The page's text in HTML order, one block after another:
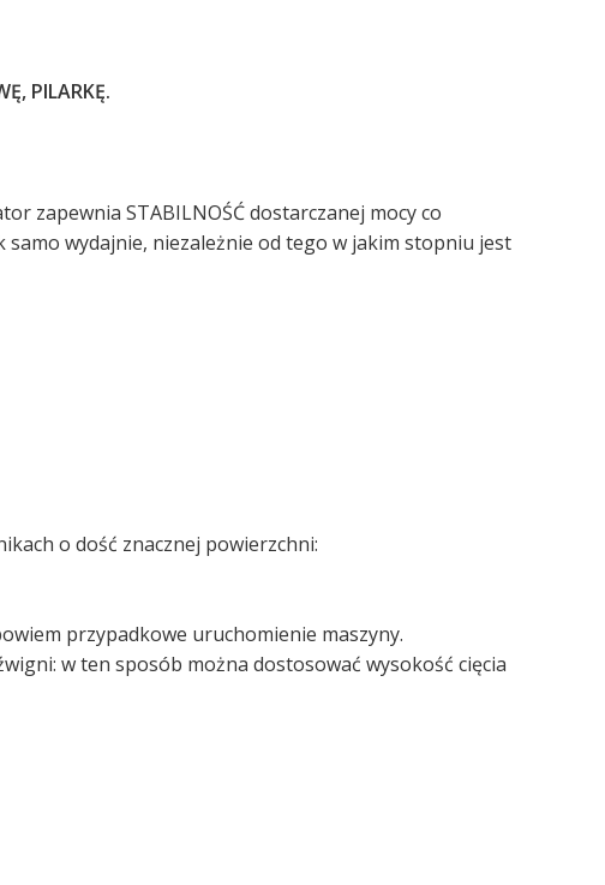
PILARKĘ.
zapewnia STABILNOŚĆ dostarczanej mocy co
samo wydajnie, niezależnie od tego w jakim stopniu jest
o dość znacznej powierzchni:
przypadkowe uruchomienie maszyny.
w ten sposób można dostosować wysokość cięcia